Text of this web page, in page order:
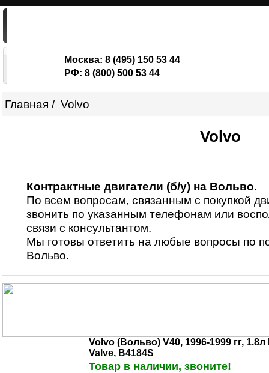
Москва: 8 (495) 150 53 44
РФ: 8 (800) 500 53 44
Главная Volvo
Volvo
Контрактные двигатели (б/у) на Вольво.
По всем вопросам, связанным с покупкой
звонить по указанным телефонам или
связи с консультантом.
Мы готовы ответить на любые вопросы по
Вольво.
Volvo (Вольво) V40, 1996-1999 гг, 1.8л
Valve, B4184S
Товар в наличии, звоните!